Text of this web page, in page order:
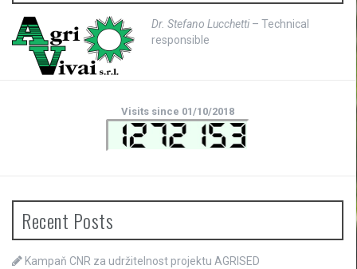
Dr. Stefano Lucchetti – Technical
responsible
Visits since 01/10/2018
Recent Posts
Kampaň CNR za udržitelnost projektu AGRISED